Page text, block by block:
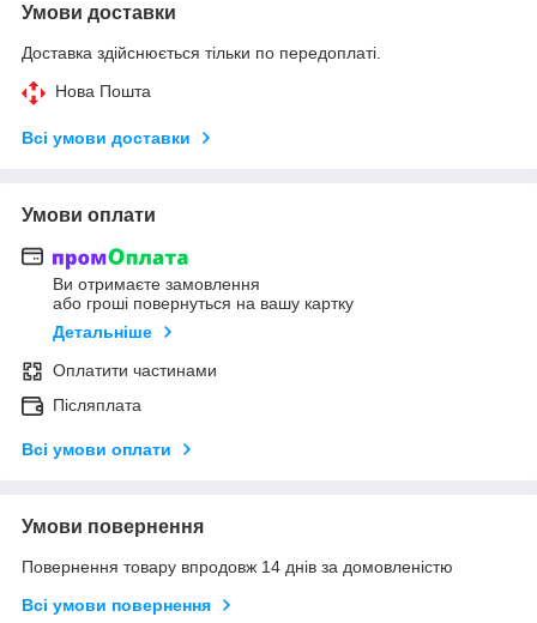
Умови доставки
Доставка здійснюється тільки по передоплаті.
Нова Пошта
Всі умови доставки
Умови оплати
Ви отримаєте замовлення
або гроші повернуться на вашу картку
Детальніше
Оплатити частинами
Післяплата
Всі умови оплати
Умови повернення
Повернення товару впродовж 14 днів за домовленістю
Всі умови повернення